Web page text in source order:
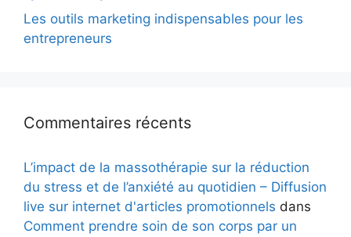
Les outils marketing indispensables pour les
entrepreneurs
Commentaires récents
L’impact de la massothérapie sur la réduction
du stress et de l’anxiété au quotidien – Diffusion
live sur internet d'articles promotionnels dans
Comment prendre soin de son corps par un